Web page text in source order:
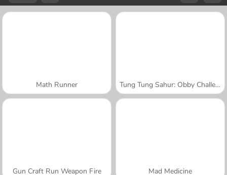
Math Runner Tung Tung Sahur: Obby Challenge
Gun Craft Run Weapon Fire Mad Medicine